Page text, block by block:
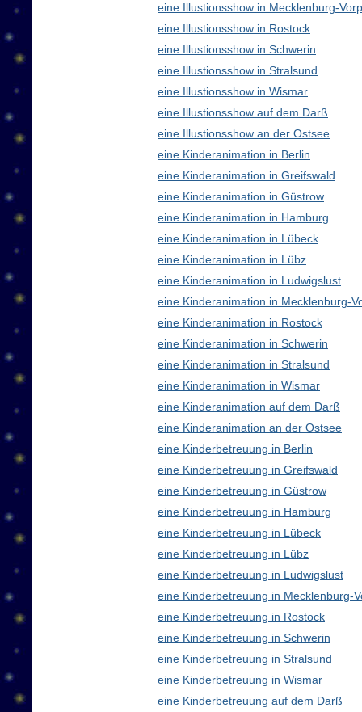
eine Illustionsshow in Mecklenburg-
eine Illustionsshow in Rostock
eine Illustionsshow in Schwerin
eine Illustionsshow in Stralsund
eine Illustionsshow in Wismar
eine Illustionsshow auf dem Darß
eine Illustionsshow an der Ostsee
eine Kinderanimation in Berlin
eine Kinderanimation in Greifswald
eine Kinderanimation in Güstrow
eine Kinderanimation in Hamburg
eine Kinderanimation in Lübeck
eine Kinderanimation in Lübz
eine Kinderanimation in Ludwigslust
eine Kinderanimation in Mecklenburg-
eine Kinderanimation in Rostock
eine Kinderanimation in Schwerin
eine Kinderanimation in Stralsund
eine Kinderanimation in Wismar
eine Kinderanimation auf dem Darß
eine Kinderanimation an der Ostsee
eine Kinderbetreuung in Berlin
eine Kinderbetreuung in Greifswald
eine Kinderbetreuung in Güstrow
eine Kinderbetreuung in Hamburg
eine Kinderbetreuung in Lübeck
eine Kinderbetreuung in Lübz
eine Kinderbetreuung in Ludwigslust
eine Kinderbetreuung in Mecklenburg-
eine Kinderbetreuung in Rostock
eine Kinderbetreuung in Schwerin
eine Kinderbetreuung in Stralsund
eine Kinderbetreuung in Wismar
eine Kinderbetreuung auf dem Darß